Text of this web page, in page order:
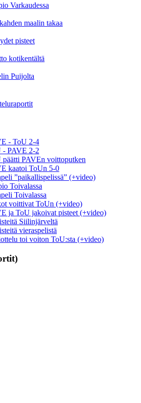
Varkaudessa
maalin takaa
pisteet
kotikentältä
Puijolta
- ToU 2-4
- PAVE 2-2
päätti PAVEn voittoputken
kaatoi ToUn 5-0
”paikallispelissä” (+video)
Toivalassa
Toivalassa
voittivat ToUn (+video)
ja ToU jakoivat pisteet (+video)
Siilinjärveltä
vieraspelistä
toi voiton ToU:sta (+video)